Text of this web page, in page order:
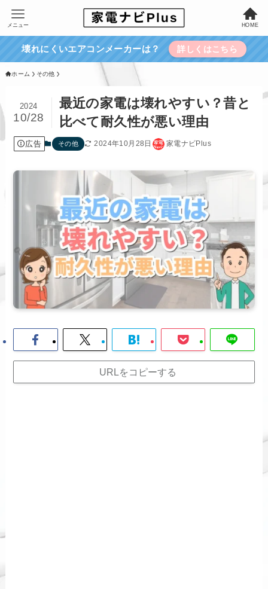
HOME
メニュー
壊れにくいエアコンメーカーは？ 詳しくはこちら
ホーム その他
最近の家電は壊れやすい？昔と
比べて耐久性が悪い理由
2024
10/28
広告 その他 2024年10月28日 家電ナビPlus
URLをコピーする